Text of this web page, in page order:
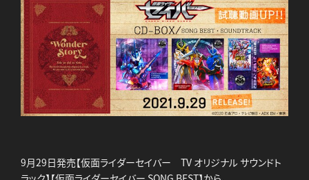
9月29日発売【仮面ライダーセイバー TV オリジナル サウンドト